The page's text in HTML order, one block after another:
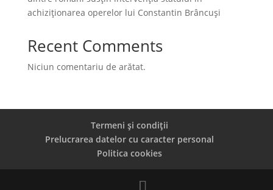
achiziționarea operelor lui Constantin Brâncuși
Recent Comments
Niciun comentariu de arătat.
Termeni și condiții
Prelucrarea datelor cu caracter personal
Politica cookies